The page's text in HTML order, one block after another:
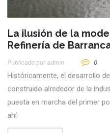
La ilusión de la
Refinería de
Publicado por Admin 0
Históricamente, el desarrollo
construido alrededor de la
puesta en marcha del primer
ahí